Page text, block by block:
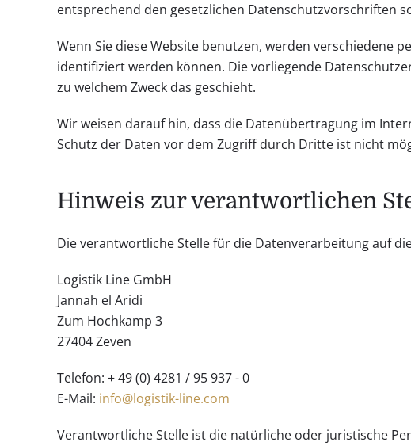
entsprechend den gesetzlichen Datenschutzvorschriften
Wenn Sie diese Website benutzen, werden verschiedene
identifiziert werden können. Die vorliegende
zu welchem Zweck das geschieht.
Wir weisen darauf hin, dass die Datenübertragung im
Schutz der Daten vor dem Zugriff durch Dritte ist nicht
Hinweis zur verantwortlichen
Die verantwortliche Stelle für die Datenverarbeitung auf
Logistik Line GmbH
Jannah el Aridi
Zum Hochkamp 3
27404 Zeven
Telefon: + 49 (0) 4281 / 95 937 - 0
E-Mail: info@logistik-line.com
Verantwortliche Stelle ist die natürliche oder juristische